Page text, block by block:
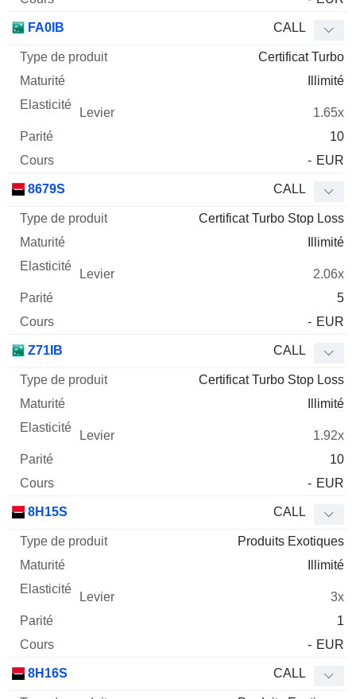
FA0IB CALL
Certificat Turbo
Illimité
1.65x
10
- EUR
8679S CALL
Certificat Turbo Stop Loss
Illimité
2.06x
5
- EUR
Z71IB CALL
Certificat Turbo Stop Loss
Illimité
1.92x
10
- EUR
8H15S CALL
Produits Exotiques
Illimité
3x
1
- EUR
8H16S CALL